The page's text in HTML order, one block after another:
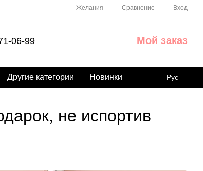
Желания Сравнение Вход
06-99 Мой заказ
Другие категории Новинки Рус
не испортив